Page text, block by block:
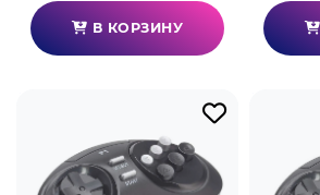
В КОРЗИНУ